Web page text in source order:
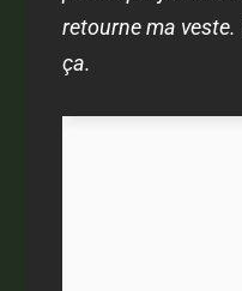
retourne ma veste.
ça.